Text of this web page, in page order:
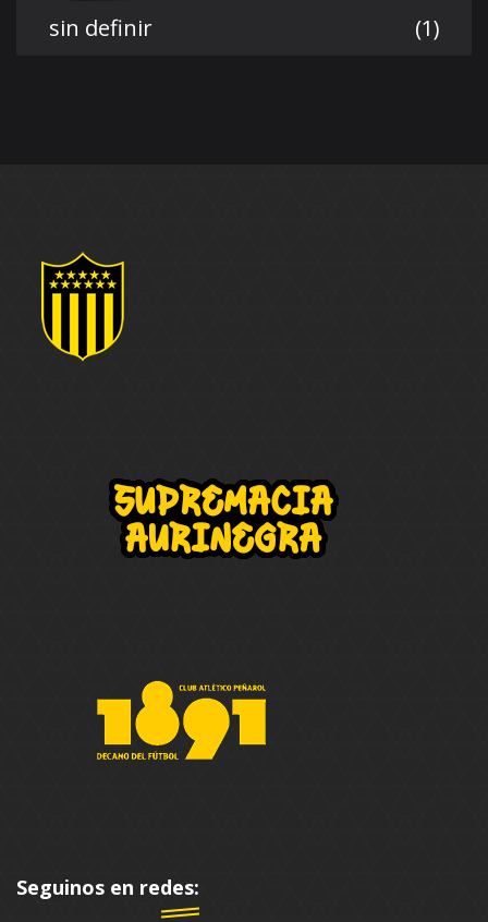
sin definir (1)
Seguinos en redes: